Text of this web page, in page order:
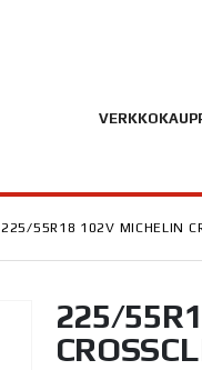
225/55R18 102V MICHELIN
225/